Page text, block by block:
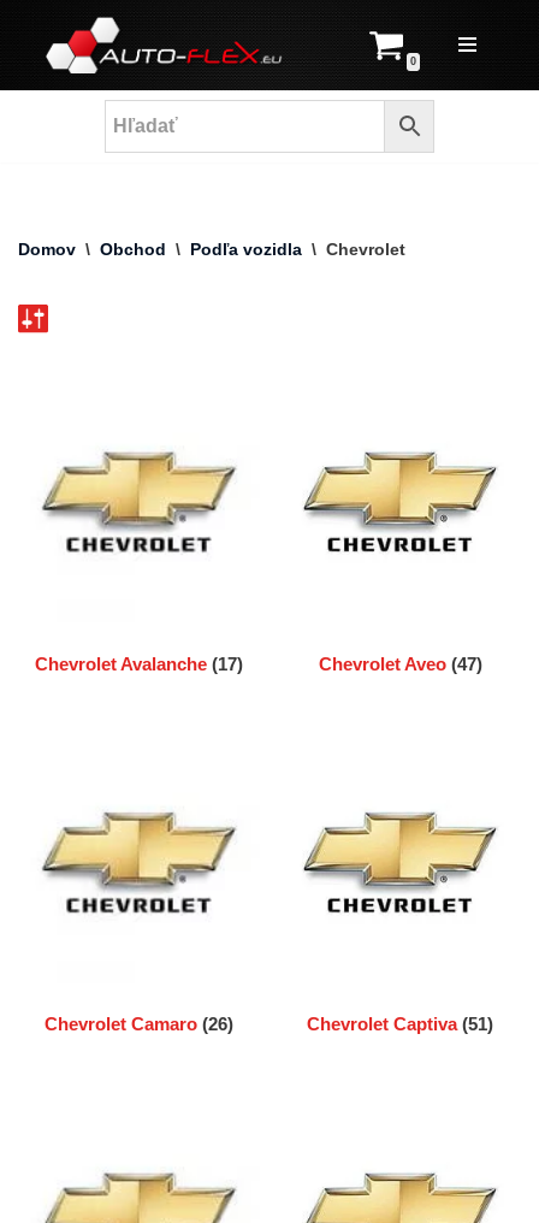
Prejsť
na
0
Domov \ Obchod \ Podľa vozidla \ Chevrolet
Chevrolet Avalanche (17) Chevrolet Aveo (47)
Chevrolet Camaro (26) Chevrolet Captiva(51)